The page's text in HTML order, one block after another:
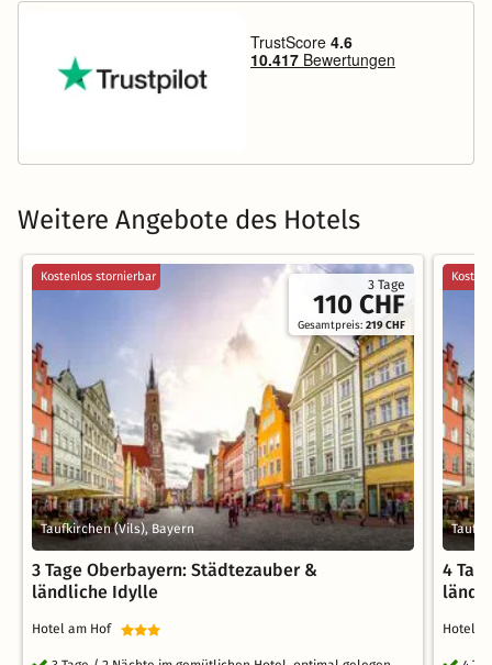
Weitere Angebote des Hotels
3 Tage
110 CHF
Gesamtpreis:219 CHF
Kostenlos stornierbar
Taufkirchen (Vils), Bayern
3 Tage Oberbayern: Städtezauber &
ländliche Idylle
Hotel am Hof
4
Hotel